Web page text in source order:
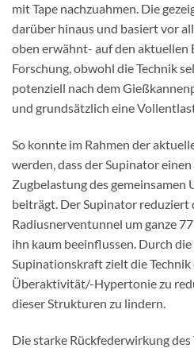
mit Tape nachzuahmen. Die
darüber hinaus und basiert vor
oben erwähnt- auf den aktuellen
Forschung, obwohl die Technik
potenziell nach dem
und grundsätzlich eine
So konnte im Rahmen der
werden, dass der Supinator
Zugbelastung des gemeinsamen
beiträgt. Der Supinator reduziert
Radiusnerventunnel um ganze
ihn kaum beeinflussen. Durch
Supinationskraft zielt die
Überaktivität/-Hypertonie zu
dieser Strukturen zu lindern.
Die starke Rückfederwirkung des